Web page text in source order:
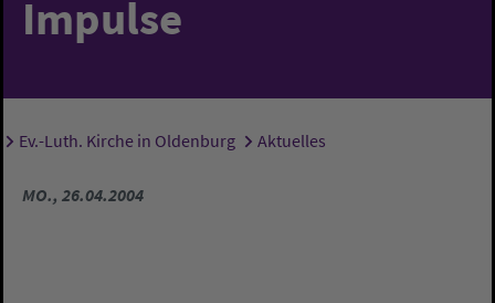
Impulse
Sie sind hier:
Ev.-Luth. Kirche in Oldenburg Aktuelles
MO., 26.04.2004